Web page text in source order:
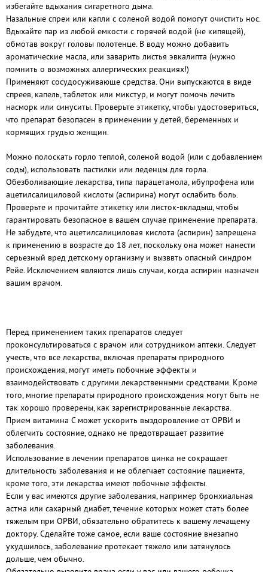
избегайте вдыхания сигаретного дыма.
Назальные спреи или капли с соленой водой помогут очистить нос.
Вдыхайте пар из любой емкости с горячей водой (не кипящей),
обмотав вокруг головы полотенце. В воду можно добавить
ароматические масла, или заварить листья эвкалипта (нужно
помнить о возможных аллергических реакциях!)
Применяют сосудосуживающе средства. Они выпускаются в виде
спреев, капель, таблеток или микстур, и могут помочь лечить
насморк или синуситы. Проверьте этикетку, чтобы удостовериться,
что препарат безопасен в применении у детей, беременных и
кормящих грудью женщин.
Можно полоскать горло теплой, соленой водой (или с добавлением
соды), использовать пастилки или леденцы для горла.
Обезболивающие лекарства, типа парацетамола, ибупрофена или
ацетилсалициловой кислоты (аспирина) могут ослабить боль.
Проверьте и прочитайте этикетку или листок-вкладыш, чтобы
гарантировать безопасное в вашем случае применение препарата.
Не забудьте, что ацетилсалициловая кислота (аспирин) запрещена
к применению в возрасте до 18 лет, поскольку она может нанести
серьезный вред детскому организму и вызввть опасный синдром
Рейе. Исключением являются лишь случаи, когда аспирин назначен
вашим врачом.
Перед применением таких препаратов следует
проконсультироваться с врачом или сотрудником аптеки. Следует
учесть, что все лекарства, включая препараты природного
происхождения, могут иметь побочные эффекты и
взаимодействовать с другими лекарственными средствами. Кроме
того, многие препараты природного происхождения могут быть не
так хорошо проверены, как зарегистрированные лекарства.
Прием витамина C может ускорить выздоровление от ОРВИ и
облегчить состояние, однако не предотвращает развитие
заболевания.
Использование в лечении препаратов цинка не сокращает
длительность заболевания и не облегчает состояние пациента,
кроме того, эти лекарства имеют побочные эффекты.
Если у вас имеются другие заболевания, например бронхиальная
астма или сахарный диабет, течение которых может стать более
тяжелым при ОРВИ, обязательно обратитесь к вашему лечащему
доктору. Сделайте тоже самое, если ваше состояние внезапно
ухудшилось, заболевание протекает тяжело или затянулось
дольше, чем обычно.